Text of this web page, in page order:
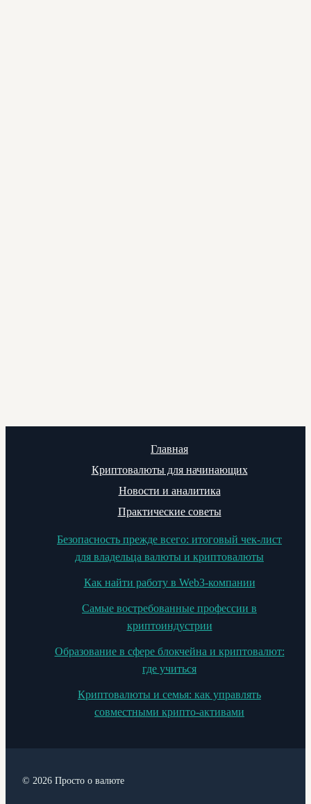
Главная
Криптовалюты для начинающих
Новости и аналитика
Практические советы
Безопасность прежде всего: итоговый чек-лист
для владельца валюты и криптовалюты
Как найти работу в Web3-компании
Самые востребованные профессии в
криптоиндустрии
Образование в сфере блокчейна и криптовалют:
где учиться
Криптовалюты и семья: как управлять
совместными крипто-активами
© 2026 Просто о валюте